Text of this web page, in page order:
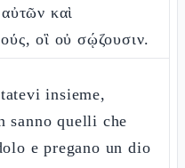
καὶ
οἳ οὐ σῴζουσιν.
insieme,
sanno quelli che
e pregano un dio